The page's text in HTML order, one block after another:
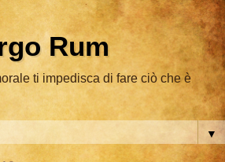
Rum
ti impedisca di fare ciò che è
▼